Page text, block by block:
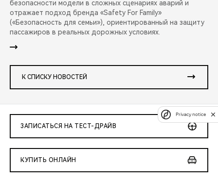
безопасности модели в сложных сценариях аварий и
отражает подход бренда «Safety For Family»
(«Безопасность для семьи»), ориентированный на защиту
пассажиров в реальных дорожных условиях.
К СПИСКУ НОВОСТЕЙ
ЗАПИСАТЬСЯ НА ТЕСТ-ДРАЙВ
КУПИТЬ ОНЛАЙН
Privacy notice